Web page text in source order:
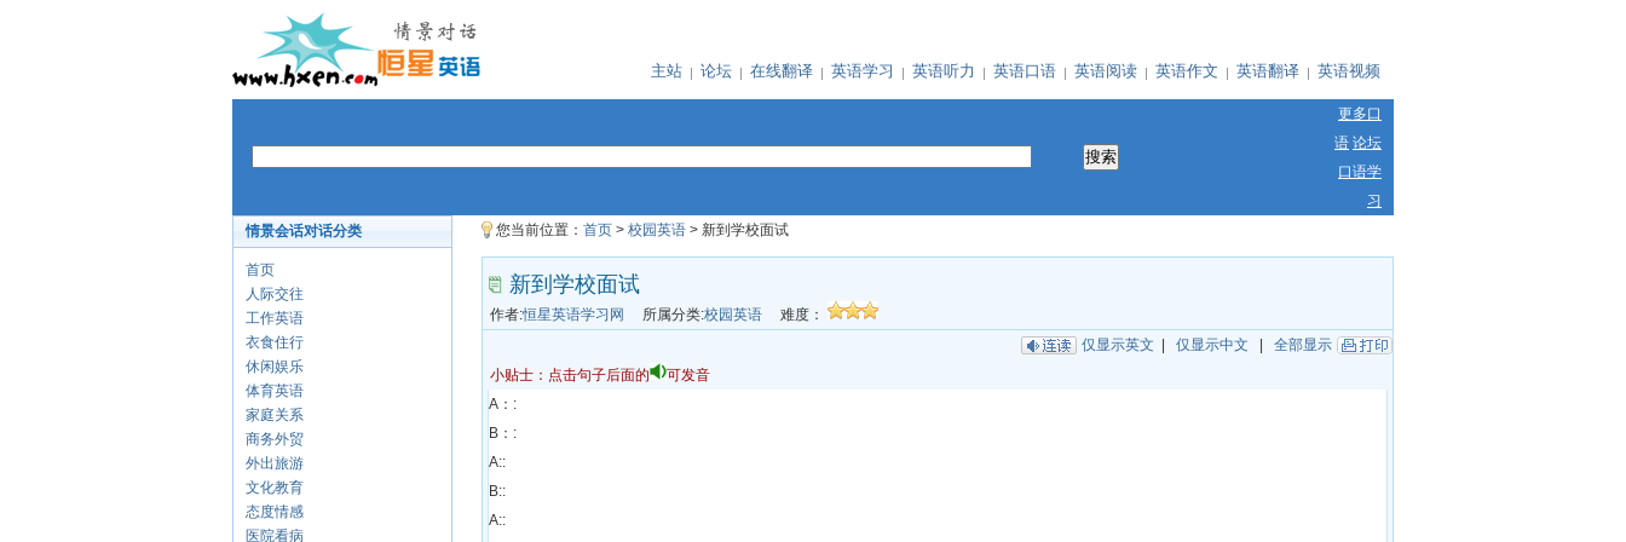
主站 论坛 在线翻译 英语学习 英语听力 英语口语 英语阅读 英语作文 英语翻译 英语视频
更多口
语 论坛
口语学
习
情景会话对话分类
首页
人际交往
工作英语
衣食住行
休闲娱乐
体育英语
家庭关系
商务外贸
外出旅游
文化教育
态度情感
医院看病
您当前位置： 首页 > 校园英语 > 新到学校面试
新到学校面试
作者:恒星英语学习网 所属分类:校园英语
难度：
仅显示英文
仅显示中文
全部显示
小贴士：点击句子后面的
可发音
A：:
B：:
A::
B::
A::